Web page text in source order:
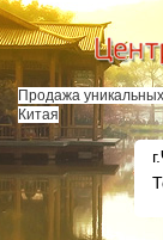
Перейти к
Продажа
Китая
г.